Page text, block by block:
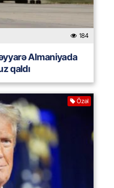
184
Almaniyada
qaldı
Özəl